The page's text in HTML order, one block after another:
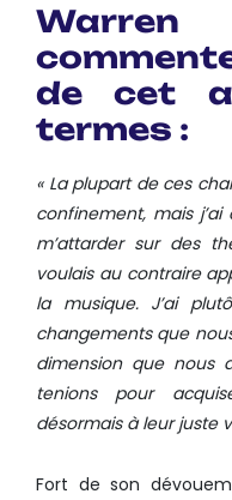
de cet
termes :
« La plupart de ces
confinement, mais
m’attarder sur des
voulais au contraire
la musique. J’ai
changements que
dimension que nous
tenions pour
désormais à leur juste
Fort de son